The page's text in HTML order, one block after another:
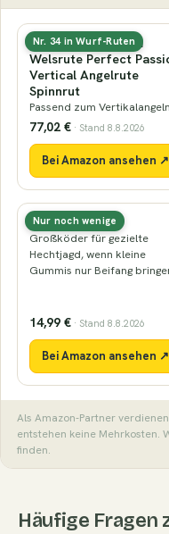
Nr. 34 in Wurf-Ruten
Black Cat Premium
Welsrute Perfect
Vertical Angelrute
Spinnrut
Passend zum
77,02 € · Stand 8.8.2026
Bei Amazon ansehen ↗
Nur noch wenige
Nays HNTR 9″
Großköder für gezielte
Hechtjagd, wenn kleine
Gummis nur Beifang
14,99 € · Stand 8.8.2026
Bei Amazon ansehen ↗
Als Amazon-Partner
entstehen keine Mehrkosten.
finden.
Häufige Fragen